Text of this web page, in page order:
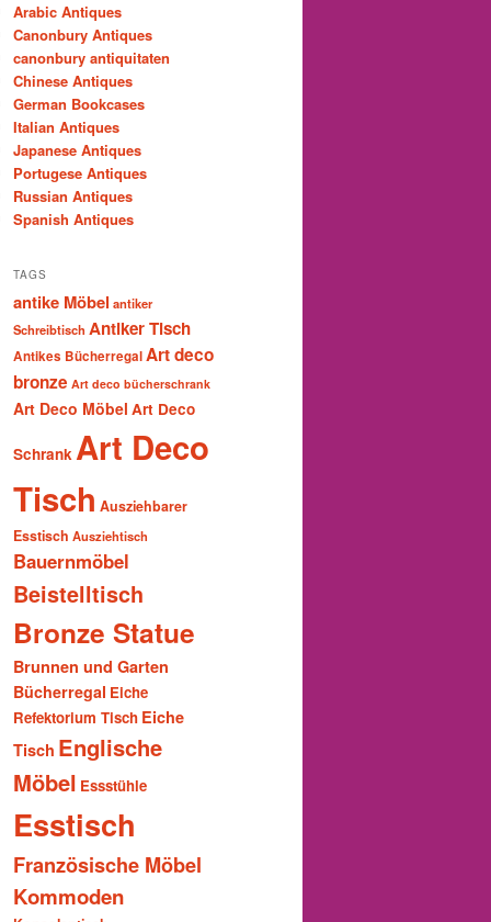
Arabic Antiques
Canonbury Antiques
canonbury antiquitaten
Chinese Antiques
German Bookcases
Italian Antiques
Japanese Antiques
Portugese Antiques
Russian Antiques
Spanish Antiques
TAGS
antike Möbel antiker
Schreibtisch Antiker Tisch
Antikes BücherregalArt deco
bronze Art deco bücherschrank
Art Deco Möbel Art Deco
Schrank Art Deco
Tisch Ausziehbarer
Esstisch Ausziehtisch
Bauernmöbel
Beistelltisch
Bronze Statue
Brunnen und Garten
Bücherregal Eiche
Refektorium Tisch Eiche
Tisch Englische
Möbel Essstühle
Esstisch
Französische Möbel
Kommoden